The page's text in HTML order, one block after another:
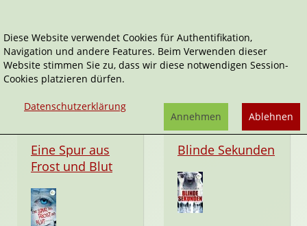
dotbooks
Eine Spur aus
Frost und Blut
eBook
Blinde Sekunden
Diese Website verwendet Cookies für Authentifikation,
Navigation und andere Features. Beim Verwenden dieser
Website stimmen Sie zu, dass wir diese notwendigen Session-
Cookies platzieren dürfen.
Datenschutzerklärung
Ablehnen
Annehmen